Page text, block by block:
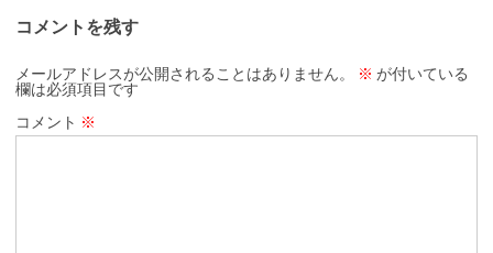
コメントを残す
メールアドレスが公開されることはありません。 ※ が付いている
欄は必須項目です
コメント ※